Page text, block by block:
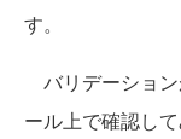
す。
バリデーショ
ール上で確認して